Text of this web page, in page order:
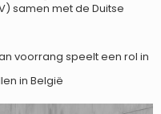
samen met de Duitse
voorrang speelt een rol in
in België